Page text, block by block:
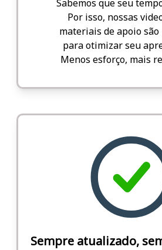
Sabemos que seu
Por isso, nossas
materiais de apoio são
para otimizar seu
Menos esforço, mais
Sempre atualizado,